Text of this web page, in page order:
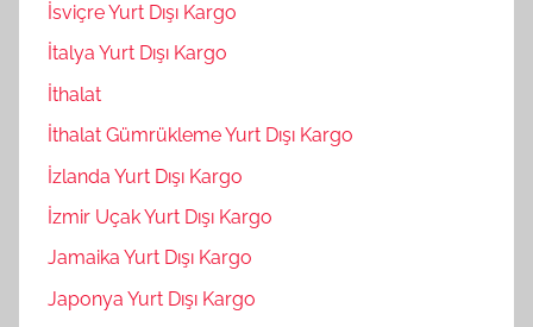
İsviçre Yurt Dışı Kargo
İtalya Yurt Dışı Kargo
İthalat
İthalat Gümrükleme Yurt Dışı Kargo
İzlanda Yurt Dışı Kargo
İzmir Uçak Yurt Dışı Kargo
Jamaika Yurt Dışı Kargo
Japonya Yurt Dışı Kargo